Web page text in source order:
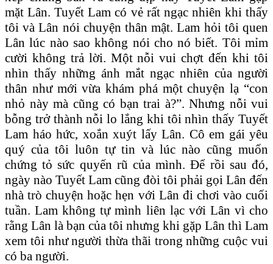
mặt Lân. Tuyết Lam có vẻ rất ngạc nhiên khi thấy
tôi và Lân nói chuyện thân mật. Lam hỏi tôi quen
Lân lúc nào sao không nói cho nó biết. Tôi mỉm
cười không trả lời. Một nỗi vui chợt đến khi tôi
nhìn thấy những ánh mắt ngạc nhiên của người
thân như mới vừa khám phá một chuyện lạ “con
nhỏ này mà cũng có bạn trai à?”. Nhưng nỗi vui
bỗng trở thành nỗi lo lắng khi tôi nhìn thấy Tuyết
Lam háo hức, xoắn xuýt lấy Lân. Cô em gái yêu
quý của tôi luôn tự tin và lúc nào cũng muốn
chứng tỏ sức quyến rũ của mình. Ðể rồi sau đó,
ngày nào Tuyết Lam cũng đòi tôi phải gọi Lân đến
nhà trò chuyện hoặc hẹn với Lân đi chơi vào cuối
tuần. Lam không tự mình liên lạc với Lân vì cho
rằng Lân là bạn của tôi nhưng khi gặp Lân thì Lam
xem tôi như người thừa thãi trong những cuộc vui
có ba người.